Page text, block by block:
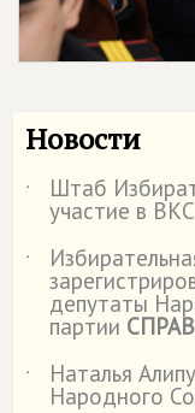
Новости
˙ Штаб
участие в ВКС
˙
депутаты
партии
˙
Наталья
Народного